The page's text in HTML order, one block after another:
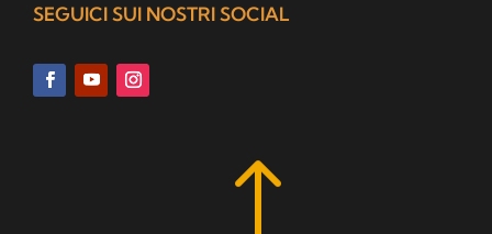
SEGUICI SUI NOSTRI SOCIAL